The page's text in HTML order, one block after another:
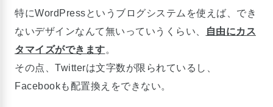
特にWordPressというブログシステムを使えば、でき
ないデザインなんて無いっていうくらい、
自由にカス
タマイズができます。
その点、Twitterは文字数が限られているし、
Facebookも配置換えをできない。